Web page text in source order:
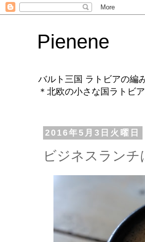
Pienene
バルト三国 ラトビアの編
＊北欧の小さな国ラトビ
2016年5月3日火曜日
ビジネスラン